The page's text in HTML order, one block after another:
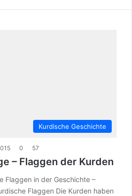
Kurdische Geschichte
0 57
– Flaggen der Kurden
Flaggen in der Geschichte –
Flaggen Die Kurden haben